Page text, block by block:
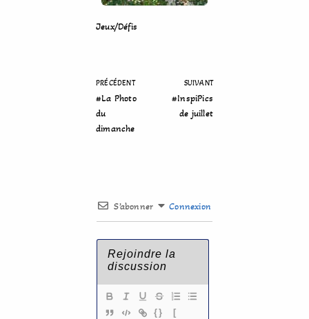
Jeux/Défis
PRÉCÉDENT
#La Photo
du
dimanche
SUIVANT
#InspiPics
de juillet
S’abonner Connexion
{}
[